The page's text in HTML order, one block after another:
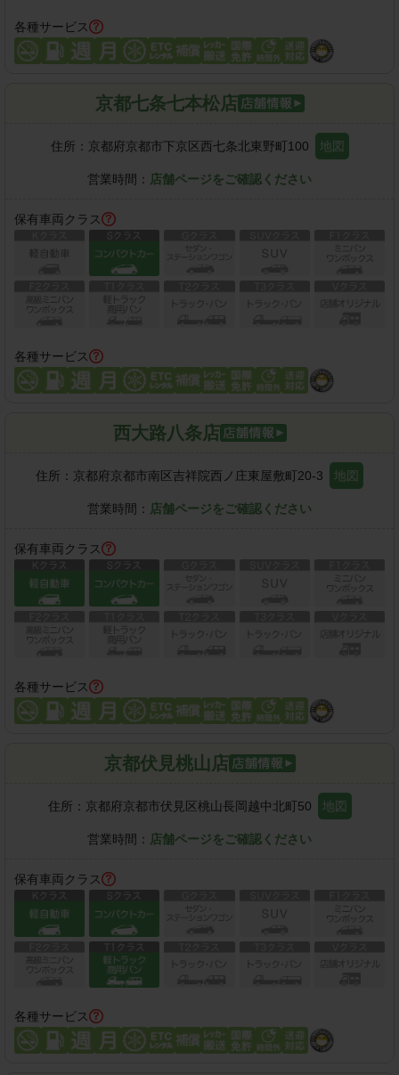
各種サービス
京都七条七本松店
住所： 京都府京都市下京区西七条北東野町100 地図
営業時間： 店舗ページをご確認ください
保有車両クラス
各種サービス
西大路八条店
住所： 京都府京都市南区吉祥院西ノ庄東屋敷町20-3 地図
営業時間： 店舗ページをご確認ください
保有車両クラス
各種サービス
京都伏見桃山店
住所： 京都府京都市伏見区桃山長岡越中北町50 地図
営業時間： 店舗ページをご確認ください
保有車両クラス
各種サービス